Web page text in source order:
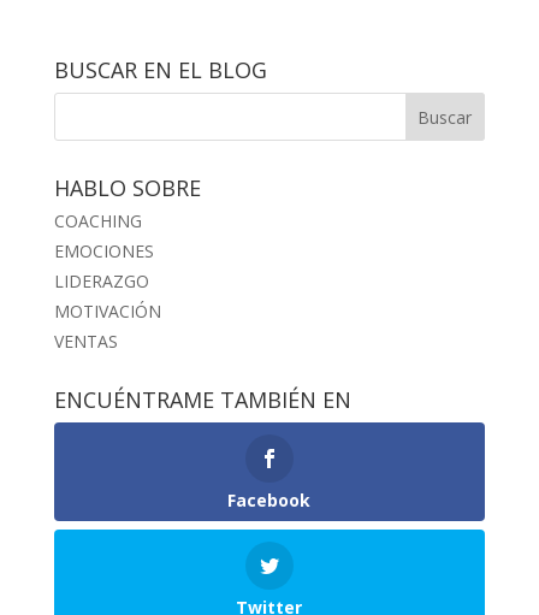
BUSCAR EN EL BLOG
HABLO SOBRE
COACHING
EMOCIONES
LIDERAZGO
MOTIVACIÓN
VENTAS
ENCUÉNTRAME TAMBIÉN EN
Facebook
Twitter